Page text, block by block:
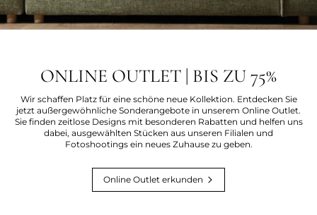
ONLINE OUTLET | BIS ZU 75%
Wir schaffen Platz für eine schöne neue Kollektion. Entdecken Sie
jetzt außergewöhnliche Sonderangebote in unserem Online Outlet.
Sie finden zeitlose Designs mit besonderen Rabatten und helfen uns
dabei, ausgewählten Stücken aus unseren Filialen und
Fotoshootings ein neues Zuhause zu geben.
Online Outlet erkunden